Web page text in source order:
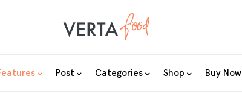
Post Categories Shop Buy Now